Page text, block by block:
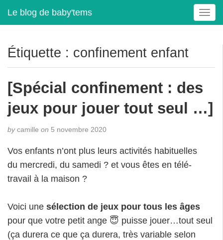
Le blog de baby'tems
T
o
e
i
Étiquette : confinement enfant
[Spécial confinement : des
jeux pour jouer tout seul …]
bycamille on 5 novembre 2020
Vos enfants n’ont plus leurs activités habituelles
du mercredi, du samedi ? et vous êtes en télé-
travail à la maison ?
Voici une sélection de jeux pour tous les âges
pour que votre petit ange 😇 puisse jouer…tout seul
(ça durera ce que ça durera, très variable selon